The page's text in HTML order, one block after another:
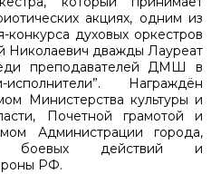
акциях, одним из
конкурса духовых оркестров
Николаевич дважды Лауреат
преподавателей ДМШ в
Награждён
Министерства культуры и
Почетной грамотой и
Администрации города,
боевых действий и
РФ.